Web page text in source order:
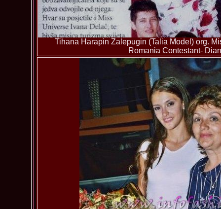
Tihana Harapin Zalepugin (Talia Model) org.
Romania Contestant-